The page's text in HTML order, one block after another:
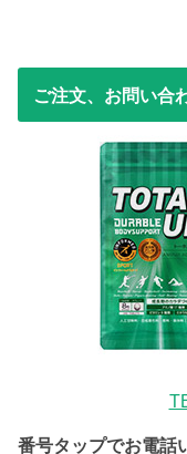
ご注文、お問い合
番号タップでお電話